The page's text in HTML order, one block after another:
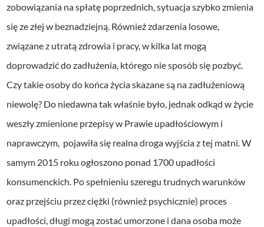
zobowiązania na spłatę poprzednich, sytuacja szybko zmienia
się ze złej w beznadziejną. Również zdarzenia losowe,
związane z utratą zdrowia i pracy, w kilka lat mogą
doprowadzić do zadłużenia, którego nie sposób się pozbyć.
Czy takie osoby do końca życia skazane są na zadłużeniową
niewolę? Do niedawna tak właśnie było, jednak odkąd w życie
weszły zmienione przepisy w Prawie upadłościowym i
naprawczym, pojawiła się realna droga wyjścia z tej matni. W
samym 2015 roku ogłoszono ponad 1700 upadłości
konsumenckich. Po spełnieniu szeregu trudnych warunków
oraz przejściu przez ciężki (również psychicznie) proces
upadłości, długi mogą zostać umorzone i dana osoba może